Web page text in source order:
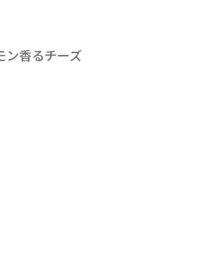
香るチーズ